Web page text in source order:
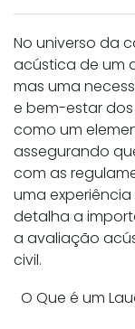
No universo da
acústica de um
mas uma
e bem-estar dos
como um
assegurando
com as
uma
detalha a
a avaliação
civil.
O Que é um